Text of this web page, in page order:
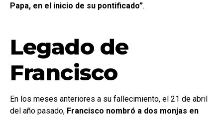
Papa, en el inicio de su pontificado”.
Legado de
Francisco
En los meses anteriores a su fallecimiento, el 21 de abril
del año pasado, Francisco nombró a dos monjas en